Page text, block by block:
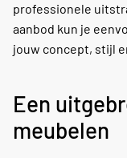
professionele
aanbod kun je
jouw concept, stijl
Een
meubelen